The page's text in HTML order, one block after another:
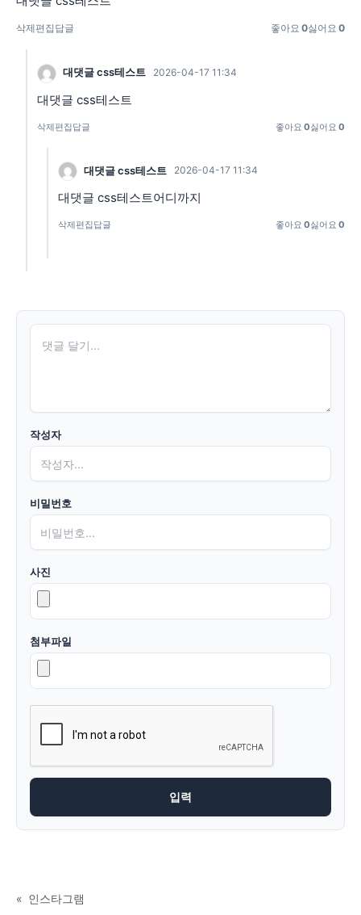
삭제편집 답글 좋아요 0싫어요 0
대댓글 css테스트 2026-04-17 11:34
대댓글 css테스트
삭제편집답글 좋아요 0싫어요 0
대댓글 css테스트 2026-04-17 11:34
대댓글 css테스트어디까지
삭제편집답글 좋아요 0싫어요 0
작성자
비밀번호
사진
첨부파일
« 인스타그램